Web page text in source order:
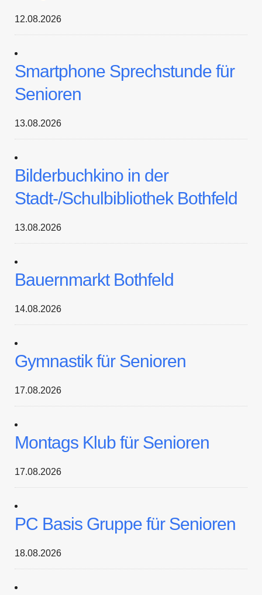
12.08.2026
Smartphone Sprechstunde für
Senioren
13.08.2026
Bilderbuchkino in der
Stadt-/Schulbibliothek Bothfeld
13.08.2026
Bauernmarkt Bothfeld
14.08.2026
Gymnastik für Senioren
17.08.2026
Montags Klub für Senioren
17.08.2026
PC Basis Gruppe für Senioren
18.08.2026